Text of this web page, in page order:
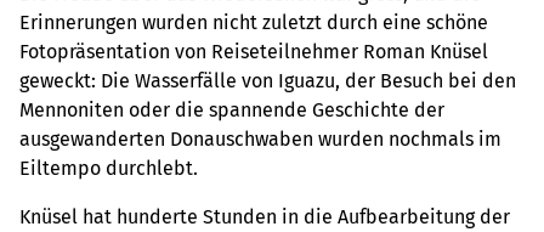
Erinnerungen wurden nicht zuletzt durch eine schöne
Fotopräsentation von Reiseteilnehmer Roman Knüsel
geweckt: Die Wasserfälle von Iguazu, der Besuch bei den
Mennoniten oder die spannende Geschichte der
ausgewanderten Donauschwaben wurden nochmals im
Eiltempo durchlebt.
Knüsel hat hunderte Stunden in die Aufbearbeitung der